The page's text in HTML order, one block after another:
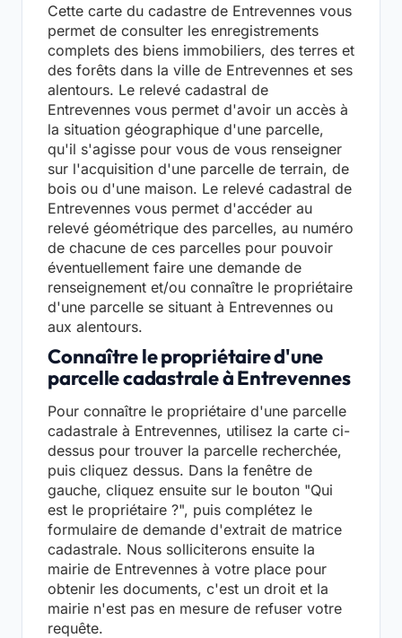
Cette carte du cadastre de Entrevennes vous
permet de consulter les enregistrements
complets des biens immobiliers, des terres et
des forêts dans la ville de Entrevennes et ses
alentours. Le relevé cadastral de
Entrevennes vous permet d'avoir un accès à
la situation géographique d'une parcelle,
qu'il s'agisse pour vous de vous renseigner
sur l'acquisition d'une parcelle de terrain, de
bois ou d'une maison. Le relevé cadastral de
Entrevennes vous permet d'accéder au
relevé géométrique des parcelles, au numéro
de chacune de ces parcelles pour pouvoir
éventuellement faire une demande de
renseignement et/ou connaître le propriétaire
d'une parcelle se situant à Entrevennes ou
aux alentours.
Connaître le propriétaire d'une
parcelle cadastrale à Entrevennes
Pour connaître le propriétaire d'une parcelle
cadastrale à Entrevennes, utilisez la carte ci-
dessus pour trouver la parcelle recherchée,
puis cliquez dessus. Dans la fenêtre de
gauche, cliquez ensuite sur le bouton "Qui
est le propriétaire ?", puis complétez le
formulaire de demande d'extrait de matrice
cadastrale. Nous solliciterons ensuite la
mairie de Entrevennes à votre place pour
obtenir les documents, c'est un droit et la
mairie n'est pas en mesure de refuser votre
requête.